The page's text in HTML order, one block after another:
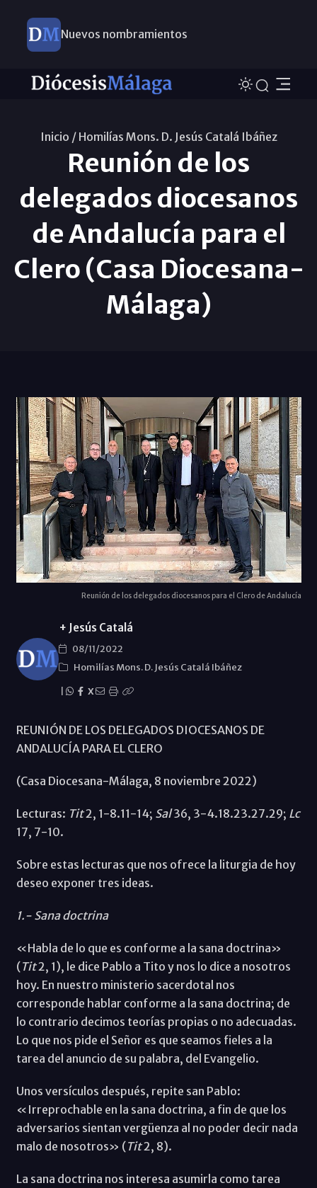
Nuevos nombramientos
Inicio / Homilías Mons. D. Jesús Catalá Ibáñez
Reunión de los
delegados diocesanos
de Andalucía para el
Clero (Casa Diocesana-
Málaga)
Reunión de los delegados diocesanos para el Clero de Andalucía
+ Jesús Catalá
08/11/2022
Homilías Mons. D. Jesús Catalá Ibáñez
X
REUNIÓN DE LOS DELEGADOS DIOCESANOS DE
ANDALUCÍA PARA EL CLERO
(Casa Diocesana-Málaga, 8 noviembre 2022)
Lecturas: Tit2, 1-8.11-14; Sal36, 3-4.18.23.27.29; Lc
17, 7-10.
Sobre estas lecturas que nos ofrece la liturgia de hoy
deseo exponer tres ideas.
1.- Sana doctrina
«Habla de lo que es conforme a la sana doctrina»
(Tit2, 1), le dice Pablo a Tito y nos lo dice a nosotros
hoy. En nuestro ministerio sacerdotal nos
corresponde hablar conforme a la sana doctrina; de
lo contrario decimos teorías propias o no adecuadas.
Lo que nos pide el Señor es que seamos fieles a la
tarea del anuncio de su palabra, del Evangelio.
Unos versículos después, repite san Pablo:
«Irreprochable en la sana doctrina, a fin de que los
adversarios sientan vergüenza al no poder decir nada
malo de nosotros» (Tit2, 8).
La sana doctrina nos interesa asumirla como tarea